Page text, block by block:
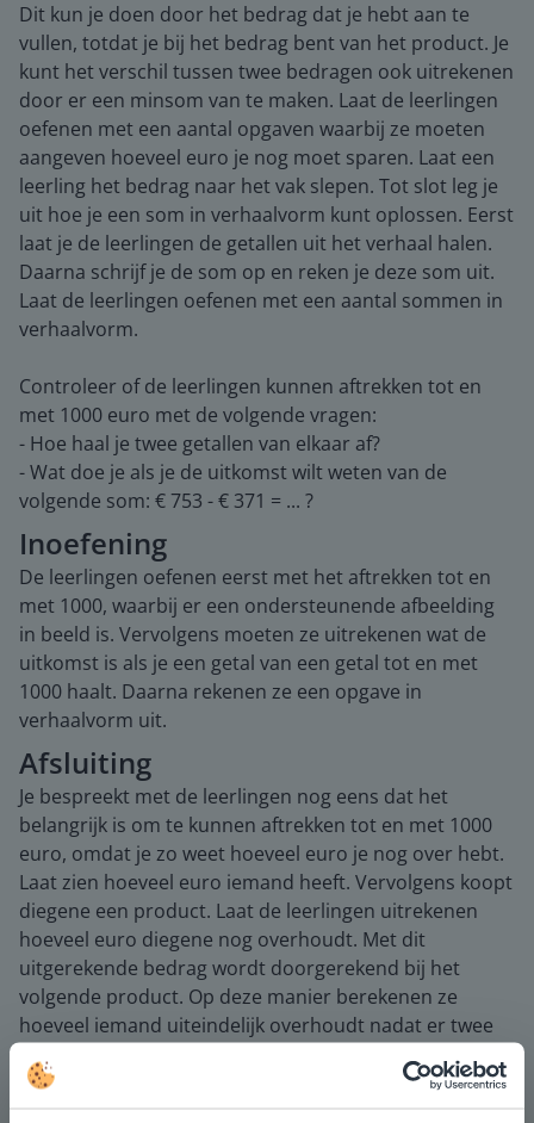
Dit kun je doen door het bedrag dat je hebt aan te
vullen, totdat je bij het bedrag bent van het product. Je
kunt het verschil tussen twee bedragen ook uitrekenen
door er een minsom van te maken. Laat de leerlingen
oefenen met een aantal opgaven waarbij ze moeten
aangeven hoeveel euro je nog moet sparen. Laat een
leerling het bedrag naar het vak slepen. Tot slot leg je
uit hoe je een som in verhaalvorm kunt oplossen. Eerst
laat je de leerlingen de getallen uit het verhaal halen.
Daarna schrijf je de som op en reken je deze som uit.
Laat de leerlingen oefenen met een aantal sommen in
verhaalvorm.
Controleer of de leerlingen kunnen aftrekken tot en
met 1000 euro met de volgende vragen:
- Hoe haal je twee getallen van elkaar af?
- Wat doe je als je de uitkomst wilt weten van de
volgende som: € 753 - € 371 = ... ?
Inoefening
De leerlingen oefenen eerst met het aftrekken tot en
met 1000, waarbij er een ondersteunende afbeelding
in beeld is. Vervolgens moeten ze uitrekenen wat de
uitkomst is als je een getal van een getal tot en met
1000 haalt. Daarna rekenen ze een opgave in
verhaalvorm uit.
Afsluiting
Je bespreekt met de leerlingen nog eens dat het
belangrijk is om te kunnen aftrekken tot en met 1000
euro, omdat je zo weet hoeveel euro je nog over hebt.
Laat zien hoeveel euro iemand heeft. Vervolgens koopt
diegene een product. Laat de leerlingen uitrekenen
hoeveel euro diegene nog overhoudt. Met dit
uitgerekende bedrag wordt doorgerekend bij het
volgende product. Op deze manier berekenen ze
hoeveel iemand uiteindelijk overhoudt nadat er twee
Aandachtspunten